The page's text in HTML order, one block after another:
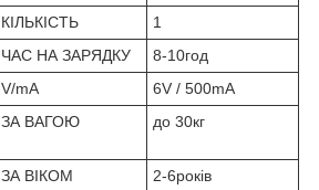
КІЛЬКІСТЬ
1
ЧАС НА ЗАРЯДКУ
8-10год
V/mA
6V / 500mA
ЗА ВАГОЮ до 30кг
ЗА ВIКОМ
2-6років